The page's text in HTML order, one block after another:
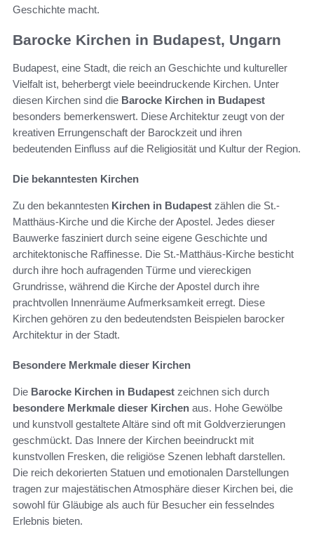
Geschichte macht.
Barocke Kirchen in Budapest, Ungarn
Budapest, eine Stadt, die reich an Geschichte und kultureller
Vielfalt ist, beherbergt viele beeindruckende Kirchen. Unter
diesen Kirchen sind die Barocke Kirchen in Budapest
besonders bemerkenswert. Diese Architektur zeugt von der
kreativen Errungenschaft der Barockzeit und ihren
bedeutenden Einfluss auf die Religiosität und Kultur der Region.
Die bekanntesten Kirchen
Zu den bekanntesten Kirchen in Budapest zählen die St.-
Matthäus-Kirche und die Kirche der Apostel. Jedes dieser
Bauwerke fasziniert durch seine eigene Geschichte und
architektonische Raffinesse. Die St.-Matthäus-Kirche besticht
durch ihre hoch aufragenden Türme und viereckigen
Grundrisse, während die Kirche der Apostel durch ihre
prachtvollen Innenräume Aufmerksamkeit erregt. Diese
Kirchen gehören zu den bedeutendsten Beispielen barocker
Architektur in der Stadt.
Besondere Merkmale dieser Kirchen
Die Barocke Kirchen in Budapest zeichnen sich durch
besondere Merkmale dieser Kirchen aus. Hohe Gewölbe
und kunstvoll gestaltete Altäre sind oft mit Goldverzierungen
geschmückt. Das Innere der Kirchen beeindruckt mit
kunstvollen Fresken, die religiöse Szenen lebhaft darstellen.
Die reich dekorierten Statuen und emotionalen Darstellungen
tragen zur majestätischen Atmosphäre dieser Kirchen bei, die
sowohl für Gläubige als auch für Besucher ein fesselndes
Erlebnis bieten.